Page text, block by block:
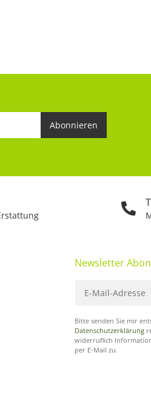
Abonnieren
Newsletter
Bitte senden Sie mir
Datenschutzerklärung
widerruflich
per E-Mail zu.